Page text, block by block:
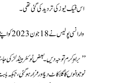
اس فیک نیوز کی تردید کی گئی تھی۔
وارانسی پولیس نے 18 جون 2023 کو اپنے بیان میں کہا تھا: